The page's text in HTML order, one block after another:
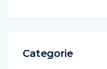
Categorie